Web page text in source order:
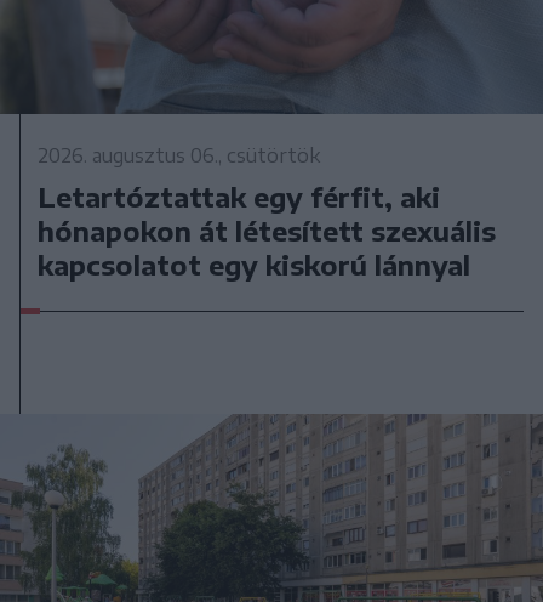
2026. augusztus 06., csütörtök
Letartóztattak egy férfit, aki
hónapokon át létesített szexuális
kapcsolatot egy kiskorú lánnyal